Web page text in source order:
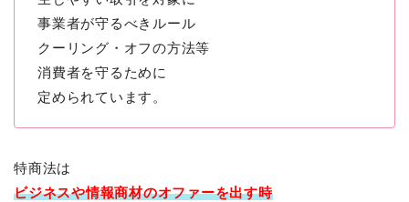
事業者が守るべきルール
クーリング・オフの方法等
消費者を守るために
定められています。
特商法は
ビジネスや情報商材のオファーを出す時